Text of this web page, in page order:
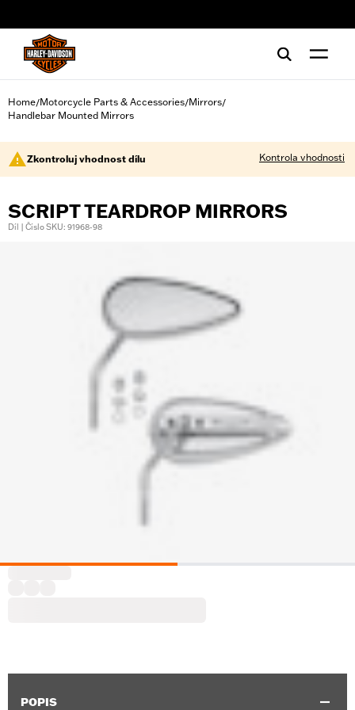
Home/Motorcycle Parts & Accessories/Mirrors/
Handlebar Mounted Mirrors
Zkontroluj vhodnost dílu Kontrola vhodnosti
SCRIPT TEARDROP MIRRORS
Díl | Číslo SKU: 91968-98
POPIS